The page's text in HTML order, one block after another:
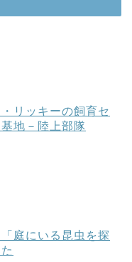
リッキーの飼育セ
地－陸上部隊
庭にいる昆虫を探